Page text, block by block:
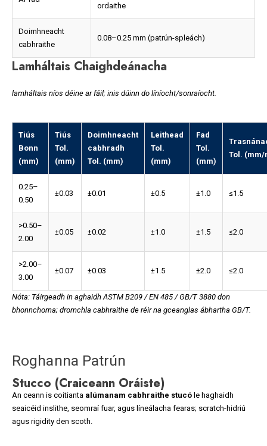
ordaithe
Doimhneacht
cabhraithe
0.08–0.25 mm (patrún-spleách)
Lamháltais Chaighdeánacha
lamháltais níos déine ar fáil; inis dúinn do líníocht/sonraíocht.
Tiús
Bonn
(mm)
Tiús
Tol.
(mm)
Doimhneacht
cabhradh
Tol. (mm)
Leithead
Tol.
(mm)
Fad
Tol.
(mm)
Tol. (mm/
0.25–
0.50
±0.03 ±0.01 ±0.5 ±1.0 ≤1.5
>0.50–
2.00
±0.05 ±0.02 ±1.0 ±1.5 ≤2.0
>2.00–
3.00
±0.07 ±0.03 ±1.5 ±2.0 ≤2.0
Nóta: Táirgeadh in aghaidh ASTM B209 / EN 485 / GB/T 3880 don
bhonnchorna; dromchla cabhraithe de réir na gceanglas ábhartha GB/T.
Roghanna Patrún
Stucco (Craiceann Oráiste)
An ceann is coitianta alúmanam cabhraithe stucó le haghaidh
seaicéid inslithe, seomraí fuar, agus líneálacha fearas; scratch-hidriú
agus rigidity den scoth.